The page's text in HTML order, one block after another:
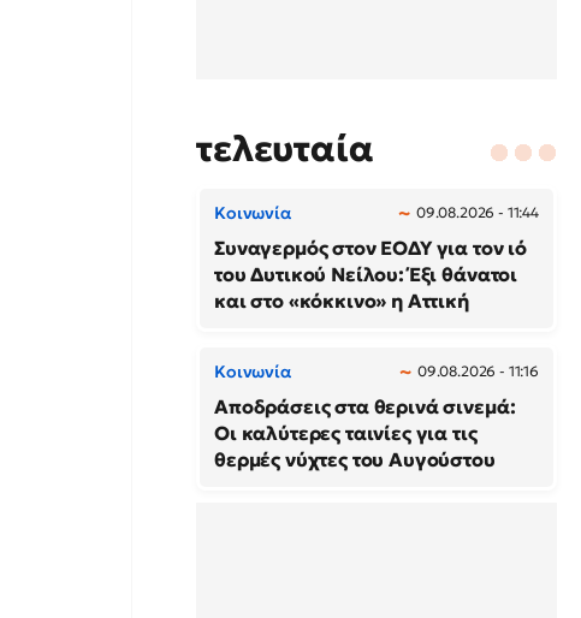
τελευταία
Κοινωνία 09.08.2026 - 11:44
Συναγερμός στον ΕΟΔΥ για τον ιό
του Δυτικού Νείλου: Έξι θάνατοι
και στο «κόκκινο» η Αττική
Κοινωνία 09.08.2026 - 11:16
Αποδράσεις στα θερινά σινεμά:
Οι καλύτερες ταινίες για τις
θερμές νύχτες του Αυγούστου